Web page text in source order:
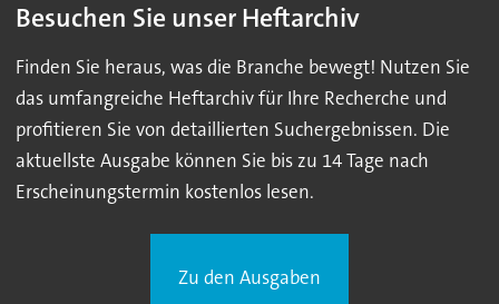
Besuchen Sie unser Heftarchiv
Finden Sie heraus, was die Branche bewegt! Nutzen Sie
das umfangreiche Heftarchiv für Ihre Recherche und
profitieren Sie von detaillierten Suchergebnissen. Die
aktuellste Ausgabe können Sie bis zu 14 Tage nach
Erscheinungstermin kostenlos lesen.
Zu den Ausgaben